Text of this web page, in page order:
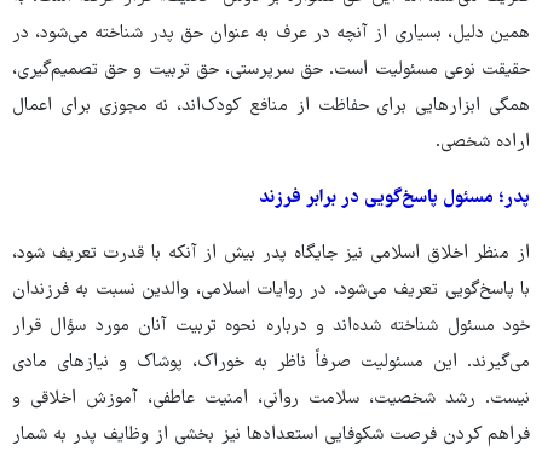
همین دلیل، بسیاری از آنچه در عرف به عنوان حق پدر شناخته می‌شود، در
حقیقت نوعی مسئولیت است. حق سرپرستی، حق تربیت و حق تصمیم‌گیری،
همگی ابزارهایی برای حفاظت از منافع کودک‌اند، نه مجوزی برای اعمال
اراده شخصی.
پدر؛ مسئول پاسخ‌گویی در برابر فرزند
از منظر اخلاق اسلامی نیز جایگاه پدر بیش از آنکه با قدرت تعریف شود،
با پاسخ‌گویی تعریف می‌شود. در روایات اسلامی، والدین نسبت به فرزندان
خود مسئول شناخته شده‌اند و درباره نحوه تربیت آنان مورد سؤال قرار
می‌گیرند. این مسئولیت صرفاً ناظر به خوراک، پوشاک و نیازهای مادی
نیست. رشد شخصیت، سلامت روانی، امنیت عاطفی، آموزش اخلاقی و
فراهم کردن فرصت شکوفایی استعدادها نیز بخشی از وظایف پدر به شمار